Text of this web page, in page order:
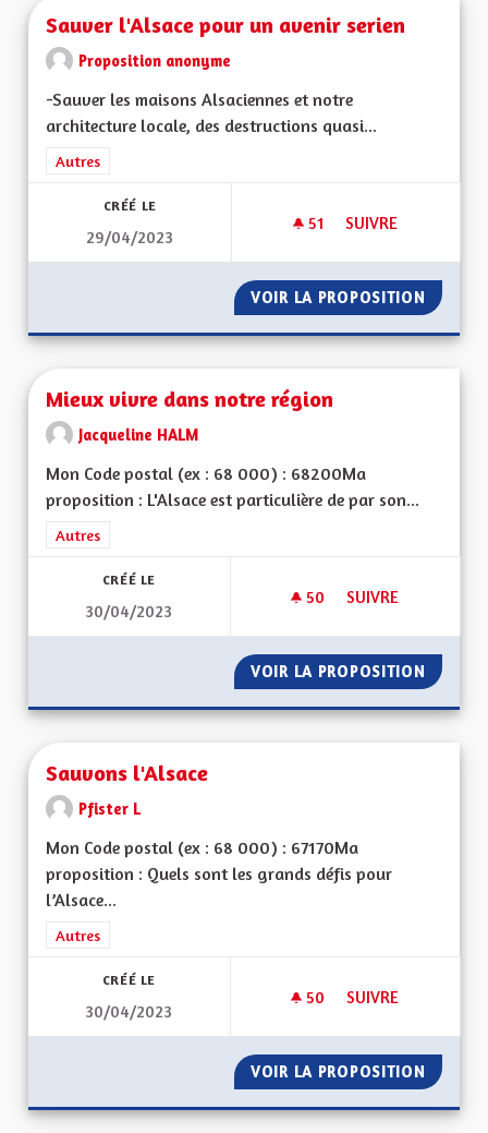
Sauver l'Alsace pour un avenir serien
Proposition anonyme
-Sauver les maisons Alsaciennes et notre
architecture locale, des destructions quasi...
Filtrer les résultats de la catégorie : Autres
Autres
CRÉÉ LE
29/04/2023
51 51 ABONNÉS
SUIVRE
VOIR LA PROPOSITION
Mieux vivre dans notre région
Jacqueline HALM
Mon Code postal (ex : 68 000) : 68200Ma
proposition : L'Alsace est particulière de par son...
Filtrer les résultats de la catégorie : Autres
Autres
CRÉÉ LE
30/04/2023
50 50 ABONNÉS
SUIVRE
VOIR LA PROPOSITION MIEUX
Sauvons l'Alsace
Pfister L
Mon Code postal (ex : 68 000) : 67170Ma
proposition : Quels sont les grands défis pour
l’Alsace...
Filtrer les résultats de la catégorie : Autres
Autres
CRÉÉ LE
30/04/2023
50 50 ABONNÉS
SUIVRE
VOIR LA PROPOSITION